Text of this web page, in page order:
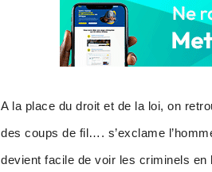
A la place du droit et de la loi, on
des coups de fil…. s’exclame
devient facile de voir les criminels